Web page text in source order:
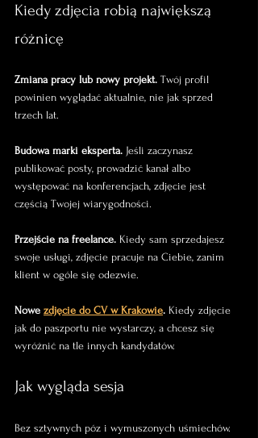
Kiedy zdjęcia robią największą
różnicę
Zmiana pracy lub nowy projekt. Twój profil
powinien wyglądać aktualnie, nie jak sprzed
trzech lat.
Budowa marki eksperta. Jeśli zaczynasz
publikować posty, prowadzić kanał albo
występować na konferencjach, zdjęcie jest
częścią Twojej wiarygodności.
Przejście na freelance. Kiedy sam sprzedajesz
swoje usługi, zdjęcie pracuje na Ciebie, zanim
klient w ogóle się odezwie.
Nowe zdjęcie do CV w Krakowie. Kiedy zdjęcie
jak do paszportu nie wystarczy, a chcesz się
wyróżnić na tle innych kandydatów.
Jak wygląda sesja
Bez sztywnych póz i wymuszonych uśmiechów.